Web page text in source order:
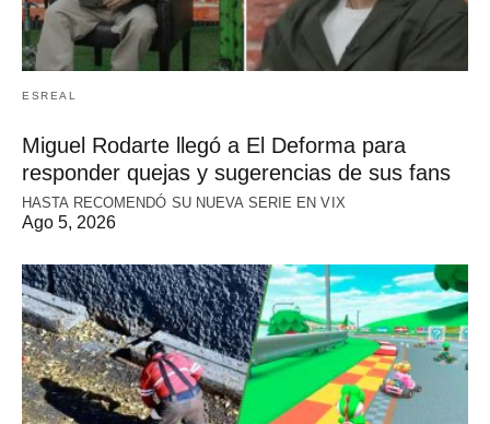
ESREAL
Miguel Rodarte llegó a El Deforma para
responder quejas y sugerencias de sus fans
HASTA RECOMENDÓ SU NUEVA SERIE EN VIX
Ago 5, 2026